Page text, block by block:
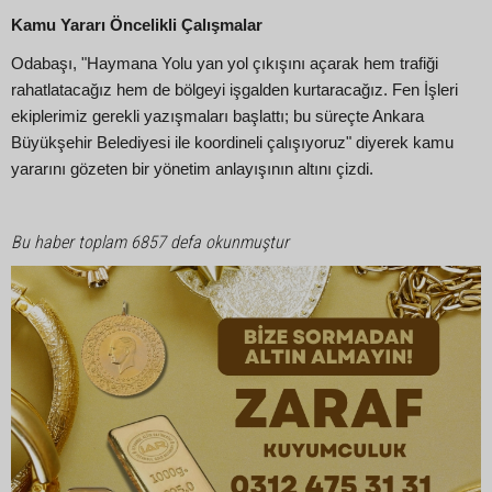
Kamu Yararı Öncelikli Çalışmalar
Odabaşı, "Haymana Yolu yan yol çıkışını açarak hem trafiği
rahatlatacağız hem de bölgeyi işgalden kurtaracağız. Fen İşleri
ekiplerimiz gerekli yazışmaları başlattı; bu süreçte Ankara
Büyükşehir Belediyesi ile koordineli çalışıyoruz" diyerek kamu
yararını gözeten bir yönetim anlayışının altını çizdi.
Bu haber toplam 6857 defa okunmuştur